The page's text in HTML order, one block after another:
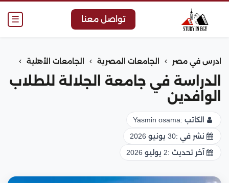
☰ تواصل معنا
ادرس في مصر › الجامعات المصرية › الجامعات الأهلية ›
الدراسة في جامعة الجلالة للطلاب
الوافدين
الكاتب :Yasmin osama
نشر في :30 يونيو 2026
آخر تحديث :2 يوليو 2026